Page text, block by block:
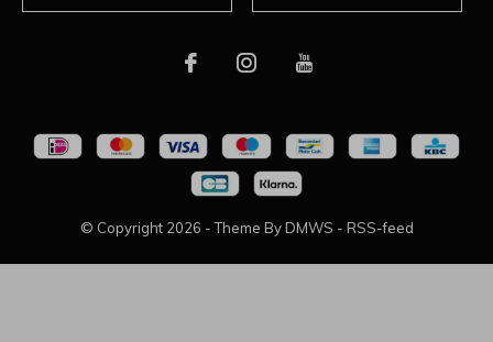
© Copyright 2026 - Theme By DMWS - RSS-feed